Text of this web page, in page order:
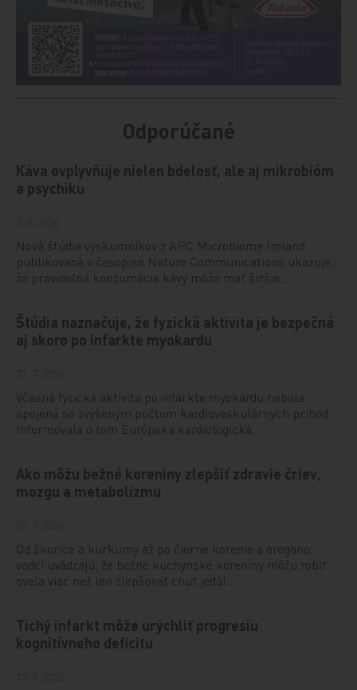
Odporúčané
Káva ovplyvňuje nielen bdelosť, ale aj mikrobióm
a psychiku
Nová štúdia výskumníkov z APC Microbiome Ireland
publikovaná v časopise Nature Communications ukazuje,
že pravidelná konzumácia kávy môže mať širšie…
Štúdia naznačuje, že fyzická aktivita je bezpečná
aj skoro po infarkte myokardu
Včasná fyzická aktivita po infarkte myokardu nebola
spojená so zvýšeným počtom kardiovaskulárnych príhod.
Informovala o tom Európska kardiologická…
Ako môžu bežné koreniny zlepšiť zdravie čriev,
mozgu a metabolizmu
Od škorice a kurkumy až po čierne korenie a oregano:
vedci uvádzajú, že bežné kuchynské koreniny môžu robiť
oveľa viac než len zlepšovať chuť jedál.…
Tichý infarkt môže urýchliť progresiu
kognitívneho deficitu